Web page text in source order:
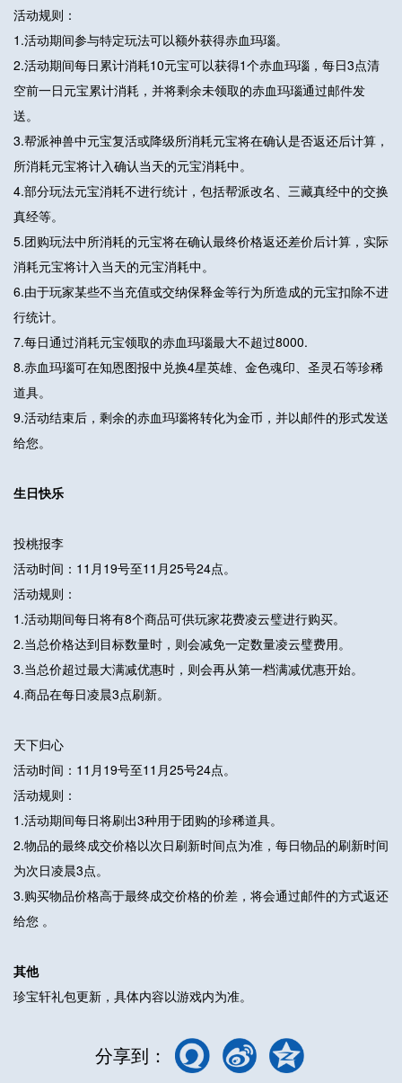
活动规则：
1.活动期间参与特定玩法可以额外获得赤血玛瑙。
2.活动期间每日累计消耗10元宝可以获得1个赤血玛瑙，每日3点清
空前一日元宝累计消耗，并将剩余未领取的赤血玛瑙通过邮件发
送。
3.帮派神兽中元宝复活或降级所消耗元宝将在确认是否返还后计算，
所消耗元宝将计入确认当天的元宝消耗中。
4.部分玩法元宝消耗不进行统计，包括帮派改名、三藏真经中的交换
真经等。
5.团购玩法中所消耗的元宝将在确认最终价格返还差价后计算，实际
消耗元宝将计入当天的元宝消耗中。
6.由于玩家某些不当充值或交纳保释金等行为所造成的元宝扣除不进
行统计。
7.每日通过消耗元宝领取的赤血玛瑙最大不超过8000.
8.赤血玛瑙可在知恩图报中兑换4星英雄、金色魂印、圣灵石等珍稀
道具。
9.活动结束后，剩余的赤血玛瑙将转化为金币，并以邮件的形式发送
给您。
生日快乐
投桃报李
活动时间：11月19号至11月25号24点。
活动规则：
1.活动期间每日将有8个商品可供玩家花费凌云璧进行购买。
2.当总价格达到目标数量时，则会减免一定数量凌云璧费用。
3.当总价超过最大满减优惠时，则会再从第一档满减优惠开始。
4.商品在每日凌晨3点刷新。
天下归心
活动时间：11月19号至11月25号24点。
活动规则：
1.活动期间每日将刷出3种用于团购的珍稀道具。
2.物品的最终成交价格以次日刷新时间点为准，每日物品的刷新时间
为次日凌晨3点。
3.购买物品价格高于最终成交价格的价差，将会通过邮件的方式返还
给您 。
其他
珍宝轩礼包更新，具体内容以游戏内为准。
分享到：